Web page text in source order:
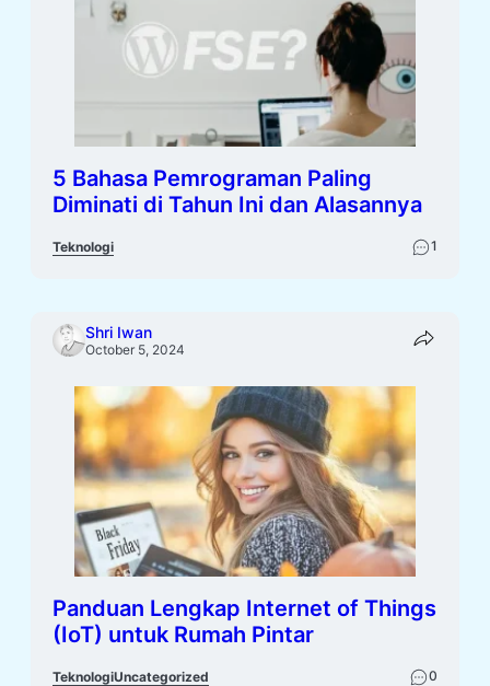
5 Bahasa Pemrograman Paling
Diminati di Tahun Ini dan Alasannya
Teknologi 1
Shri Iwan
October 5, 2024
Panduan Lengkap Internet of Things
(IoT) untuk Rumah Pintar
TeknologiUncategorized 0